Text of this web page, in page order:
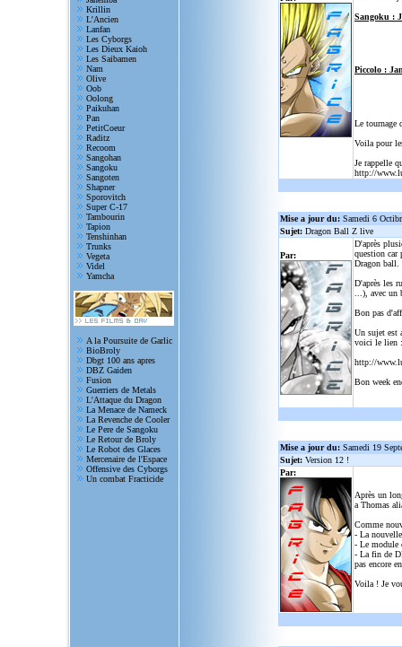
Krillin
L'Ancien
Lanfan
Les Cyborgs
Les Dieux Kaioh
Les Saibamen
Nam
Olive
Oob
Oolong
Paikuhan
Pan
PetitCoeur
Raditz
Recoom
Sangohan
Sangoku
Sangoten
Shapner
Sporovitch
Super C-17
Tambourin
Tapion
Tenshinhan
Trunks
Vegeta
Videl
Yamcha
A la Poursuite de Garlic
BioBroly
Dbgt 100 ans apres
DBZ Gaiden
Fusion
Guerriers de Metals
L'Attaque du Dragon
La Menace de Nameck
La Revenche de Cooler
Le Pere de Sangoku
Le Retour de Broly
Le Robot des Glaces
Mercenaire de l'Espace
Offensive des Cyborgs
Un combat Fracticide
Sangoku :
Piccolo :
Le tournage
Voila pour
Je rappelle
http://
Mise a jour du: Samedi 6
Sujet: Dragon Ball Z live
Par:
D'après
question car
Dragon ball.
D'après les
...), avec
Bon pas
Un sujet est
voici le lien :
http://
Bon week
Mise a jour du: Samedi 19
Sujet: Version 12 !
Par:
Après un
a Thomas
Comme
- La
- Le module
- La fin de
pas encore
Voila ! Je